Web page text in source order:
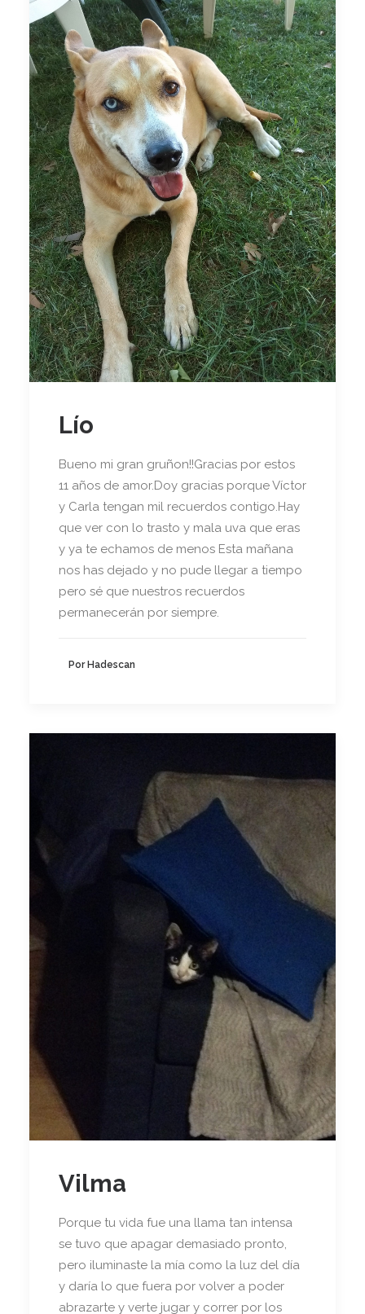
Lío
Bueno mi gran gruñon!!Gracias por estos
11 años de amor.Doy gracias porque Víctor
y Carla tengan mil recuerdos contigo.Hay
que ver con lo trasto y mala uva que eras
y ya te echamos de menos Esta mañana
nos has dejado y no pude llegar a tiempo
pero sé que nuestros recuerdos
permanecerán por siempre.
Por Hadescan
Vilma
Porque tu vida fue una llama tan intensa
se tuvo que apagar demasiado pronto,
pero iluminaste la mía como la luz del día
y daría lo que fuera por volver a poder
abrazarte y verte jugar y correr por los